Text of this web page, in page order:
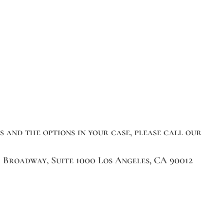
the options in your case, please call our
Suite 1000 Los Angeles, CA 90012